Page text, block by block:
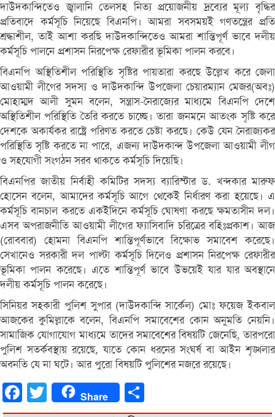
দাউদকান্দিতেও জ্বালানি তেলসহ নিত্য প্রয়োজনীয় দ্রব্যের মূল্য বৃদ্ধির
প্রতিবাদে কর্মসূচি নিয়েছে বিএনপি। আমরা সবসময়ই গণতন্ত্রের প্রতি
শ্রদ্ধাশীল, তাই আশা করছি দাউদকান্দিতেও আমরা শান্তিপূর্ণ ভাবে দলীয়
কর্মসূচি পালনে প্রশাসন নিরপেক্ষ রেফারীর ভূমিকা পালন করবে।
বিএনপি অস্থিতিশীল পরিস্থিতি সৃষ্টির পায়তারা করছে উল্লেখ করে জেলা
আওয়ামী লীগের সদস্য ও দাউদকান্দি উপজেলা চেয়ারম্যান মেজর(অবঃ)
মোহাম্মদ আলী সুমন বলেন, সন্ত্রাস-নৈরাজ্যের মাধ্যমে বিএনপি দেশে
অস্থিতিশীল পরিস্থিতি তৈরি করতে চাচ্ছে। তারা জনমনে আতংক সৃষ্টি করে
দেশকে অকার্যকর রাষ্ট্রে পরিণত করতে চেষ্টা করছে। কেউ যেন নৈরাজ্যকর
পরিস্থিতি সৃষ্টি করতে না পারে, এজন্য দাউদকান্দ উপজেলা আওয়ামী লীগ
ও সহযোগী সংগঠন সরব থাকতে কর্মসূচি দিয়েছি।
বিএনপির জাতীয় নির্বাহী কমিটির সদস্য ব্যারিস্টার ড. খন্দকার মারুফ
হোসেন বলেন, আমাদের কর্মসূচি আগে থেকেই নির্ধারণ করা হয়েছে। এ
কর্মসূচি বানচাল করতে একইদিনে কর্মসূচি ঘোষণা করছে ক্ষমতাসীন দল।
এসব অপরাজনীতি আওয়ামী লীগের ফ্যাসিবাদি চরিত্রের বহিঃপ্রকাশ। আজ
(রোববার) হোমনা বিএনপি শান্তিপূর্ণভাবে বিক্ষোভ সমাবেশ করেছে।
সেখানেও সরকারী দল পাল্টা কর্মসূচি দিলেও প্রশাসন নিরপেক্ষ রেফারীর
ভূমিকা পালন করেছে। এতে শান্তিপূর্ণ ভাবে উভয়েই যার যার অবস্থানে
দলীয় কর্মসূচি পালন করেছে।
সিনিয়র সহকারী পুলিশ সুপার (দাউদকান্দি সার্কেল) মোঃ ফয়েজ ইকবাল
আজকের কুমিল্লাকে বলেন, বিএনপি সমাবেশের কোন অনুমতি নেয়নি।
সামাজিক যোগাযোগ মাধ্যমে তাদের সমাবেশের বিষয়টি জেনেছি, তারপরো
পুলিশ সতর্কবস্থায় রয়েছে, যাতে কোন ধরনের সংঘর্ষ বা আইন শৃঙ্খলার
অবনতি যে না ঘটে। আর পুরো বিষয়টি পুলিশের নজরে রয়েছে।
FacebookTwitter Share